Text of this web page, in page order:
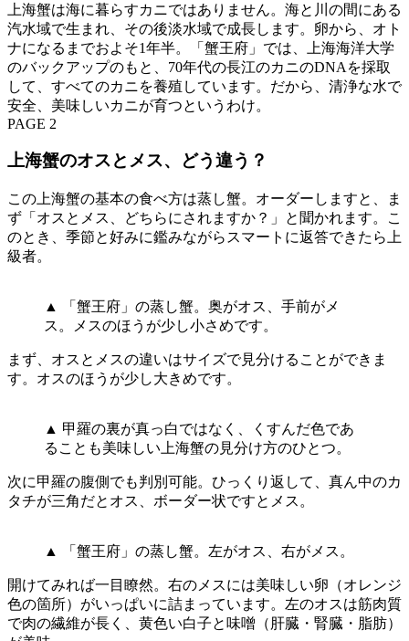
上海蟹は海に暮らすカニではありません。海と川の間にある
汽水域で生まれ、その後淡水域で成長します。卵から、オト
ナになるまでおよそ1年半。「蟹王府」では、上海海洋大学
のバックアップのもと、70年代の長江のカニのDNAを採取
して、すべてのカニを養殖しています。だから、清浄な水で
安全、美味しいカニが育つというわけ。
PAGE 2
上海蟹のオスとメス、どう違う？
この上海蟹の基本の食べ方は蒸し蟹。オーダーしますと、ま
ず「オスとメス、どちらにされますか？」と聞かれます。こ
のとき、季節と好みに鑑みながらスマートに返答できたら上
級者。
▲ 「蟹王府」の蒸し蟹。奥がオス、手前がメ
ス。メスのほうが少し小さめです。
まず、オスとメスの違いはサイズで見分けることができま
す。オスのほうが少し大きめです。
▲ 甲羅の裏が真っ白ではなく、くすんだ色であ
ることも美味しい上海蟹の見分け方のひとつ。
次に甲羅の腹側でも判別可能。ひっくり返して、真ん中のカ
タチが三角だとオス、ボーダー状ですとメス。
▲ 「蟹王府」の蒸し蟹。左がオス、右がメス。
開けてみれば一目瞭然。右のメスには美味しい卵（オレンジ
色の箇所）がいっぱいに詰まっています。左のオスは筋肉質
で肉の繊維が長く、黄色い白子と味噌（肝臓・腎臓・脂肪）